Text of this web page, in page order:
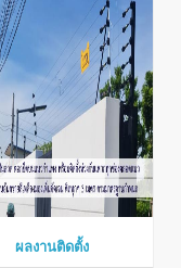
ผลงานติดตั้ง